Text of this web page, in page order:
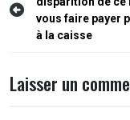
de
l’article
vous faire payer
à la caisse
Laisser un